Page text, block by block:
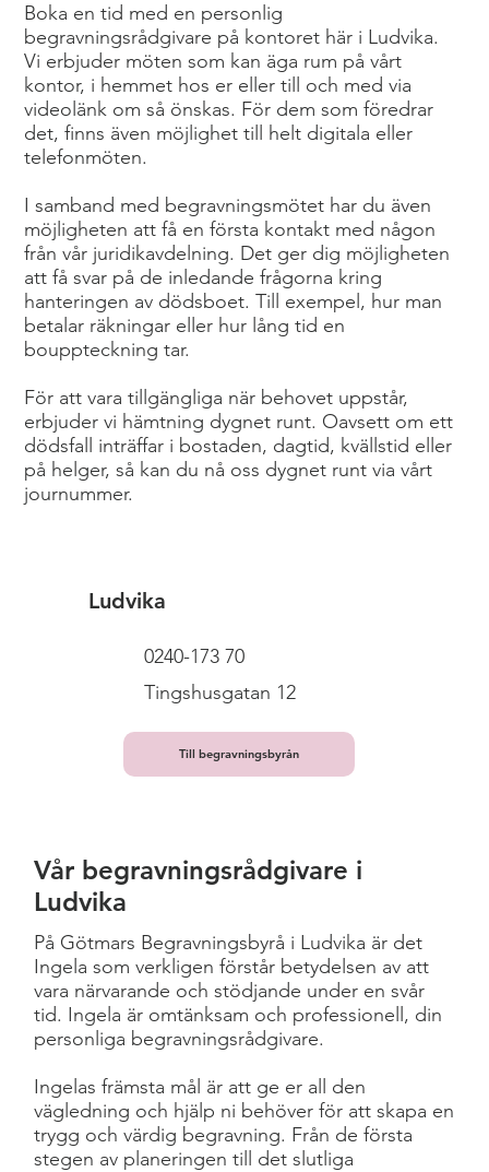
Ludvika
Till begravningsbyrån
0240-173 70
Tingshusgatan 12
Boka en tid med en personlig
begravningsrådgivare på kontoret här i Ludvika.
Vi erbjuder möten som kan äga rum på vårt
kontor, i hemmet hos er eller till och med via
videolänk om så önskas. För dem som föredrar
det, finns även möjlighet till helt digitala eller
telefonmöten.
I samband med begravningsmötet har du även
möjligheten att få en första kontakt med någon
från vår juridikavdelning. Det ger dig möjligheten
att få svar på de inledande frågorna kring
hanteringen av dödsboet. Till exempel, hur man
betalar räkningar eller hur lång tid en
bouppteckning tar.
För att vara tillgängliga när behovet uppstår,
erbjuder vi hämtning dygnet runt. Oavsett om ett
dödsfall inträffar i bostaden, dagtid, kvällstid eller
på helger, så kan du nå oss dygnet runt via vårt
journummer.
Vår begravningsrådgivare i
Ludvika
På Götmars Begravningsbyrå i Ludvika är det
Ingela som verkligen förstår betydelsen av att
vara närvarande och stödjande under en svår
tid. Ingela är omtänksam och professionell, din
personliga begravningsrådgivare.
Ingelas främsta mål är att ge er all den
vägledning och hjälp ni behöver för att skapa en
trygg och värdig begravning. Från de första
stegen av planeringen till det slutliga